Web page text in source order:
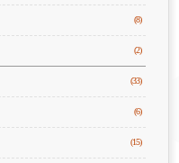
(8)
(2)
(33)
(6)
(15)